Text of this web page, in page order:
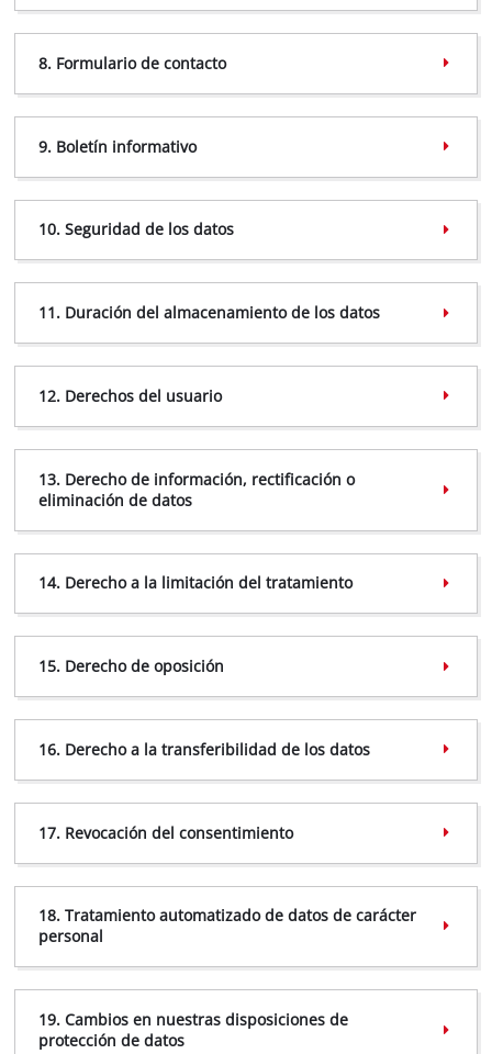
5.2 Provision of services
5.3 Google Tag Manager
https://support.google.com/accounts/answer/
hl=en
manage-cookies
8. Formulario de contacto
9. Boletín informativo
10. Seguridad de los datos
11. Duración del almacenamiento de los datos
12. Derechos del usuario
13. Derecho de información, rectificación o
eliminación de datos
14. Derecho a la limitación del tratamiento
15. Derecho de oposición
16. Derecho a la transferibilidad de los datos
17. Revocación del consentimiento
18. Tratamiento automatizado de datos de carácter
personal
19. Cambios en nuestras disposiciones de
protección de datos